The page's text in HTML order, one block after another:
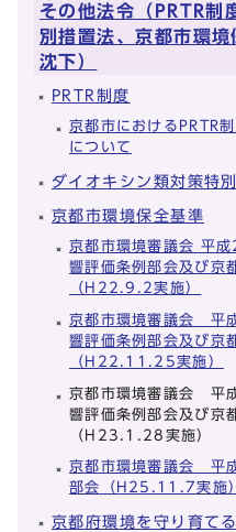
その他法令（PRTR制
別措置法、京都市環
沈下）
PRTR制度
京都市におけるPRTR
について
ダイオキシン類対策特
京都市環境保全基準
京都市環境審議会 平
響評価条例部会及び京
（H22.9.2実施）
京都市環境審議会 平
響評価条例部会及び京
（H22.11.25実施）
京都市環境審議会 平
響評価条例部会及び京
（H23.1.28実施）
京都市環境審議会 平
部会（H25.11.7実施）
京都府環境を守り育て